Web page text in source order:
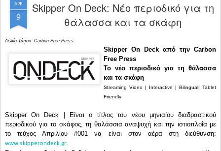
APR
9
Skipper On Deck: Νέο περιοδικό για τη
θάλασσα και τα σκάφη
Δελτίο Τύπου: Carbon Free Press
Skipper On Deck από την Carbon
Free Press
To νέο περιοδικό για τη θάλασσα
και τα σκάφη
Streaming Video | Interactive | Bilingual| Tablet
Friendly
Skipper On Deck | Είναι ο τίτλος του νέου μηνιαίου διαδραστικού
περιοδικού για τo σκάφος, τη θαλάσσια αναψυχή και την ιστιοπλοΐα με
το τεύχος Απριλίου #001 να είναι στον αέρα στη διεύθυνση:
www.skipperondeck.gr.